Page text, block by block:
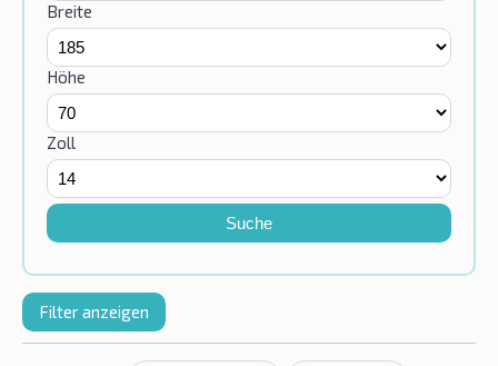
Breite
Höhe
Zoll
Suche
Filter anzeigen